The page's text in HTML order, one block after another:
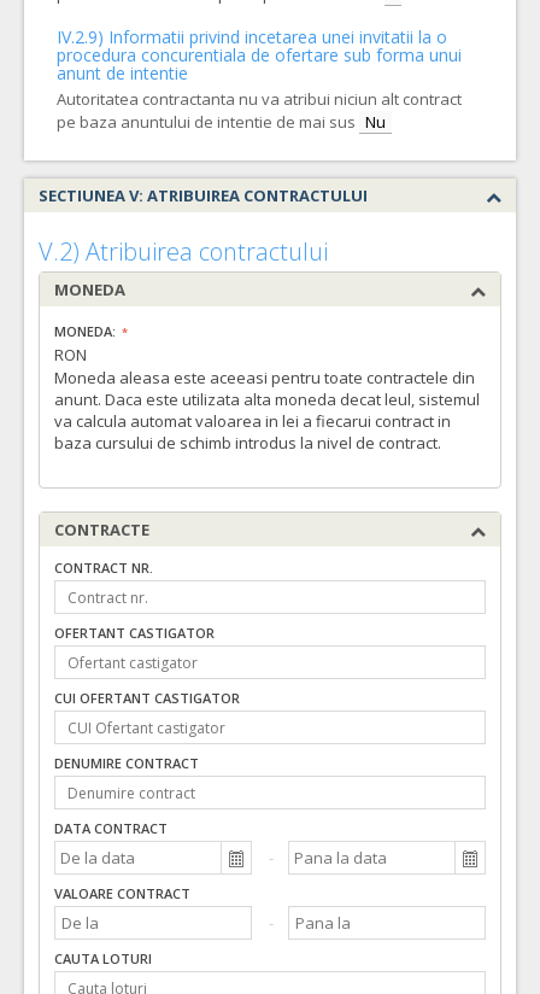
IV.2.9) Informatii privind incetarea unei invitatii la o
procedura concurentiala de ofertare sub forma unui
anunt de intentie
Autoritatea contractanta nu va atribui niciun alt contract
pe baza anuntului de intentie de mai sus Nu
SECTIUNEA V: ATRIBUIREA CONTRACTULUI
V.2) Atribuirea contractului
MONEDA
MONEDA:
RON
Moneda aleasa este aceeasi pentru toate contractele din
anunt. Daca este utilizata alta moneda decat leul, sistemul
va calcula automat valoarea in lei a fiecarui contract in
baza cursului de schimb introdus la nivel de contract.
CONTRACTE
CONTRACT NR.
OFERTANT CASTIGATOR
CUI OFERTANT CASTIGATOR
DENUMIRE CONTRACT
DATA CONTRACT
VALOARE CONTRACT
CAUTA LOTURI